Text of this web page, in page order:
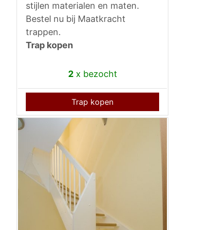
stijlen materialen en maten.
Bestel nu bij Maatkracht
trappen.
Trap kopen
2x bezocht
Trap kopen